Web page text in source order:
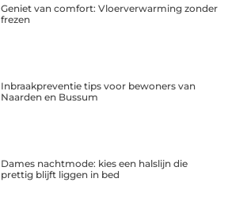
Geniet van comfort: Vloerverwarming zonder
frezen
Inbraakpreventie tips voor bewoners van
Naarden en Bussum
Dames nachtmode: kies een halslijn die
prettig blijft liggen in bed